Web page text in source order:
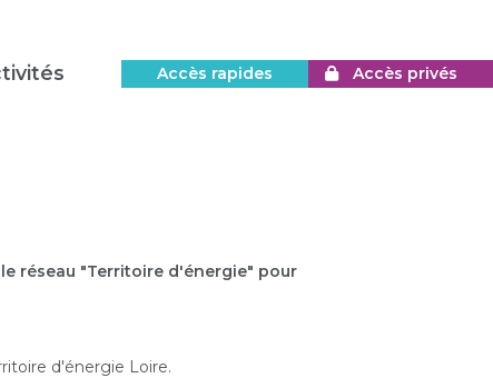
Accès rapides Accès privés
le réseau "Territoire d'énergie" pour
d'énergie Loire.